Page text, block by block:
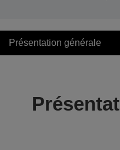
Présentation générale